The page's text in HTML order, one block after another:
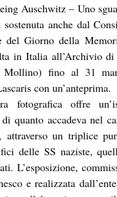
Auschwitz – Uno
sostenuta anche dal
del Giorno della
in Italia all’Archivio
Mollino) fino al 31
con un’anteprima.
fotografica offre
quanto accadeva nel
attraverso un triplice
delle SS naziste,
L’esposizione,
e realizzata